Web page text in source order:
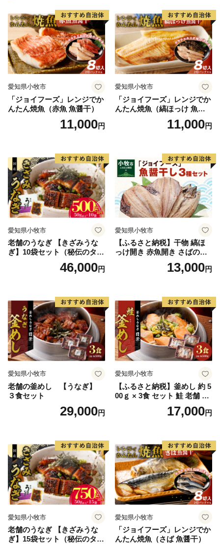
町。
個性豊かな七郷(ななさと)が、あなたをお待ちしていま
す。
まずは返礼品で郡上の魅力をお楽しみいただき、その上
愛知県小牧市
「ジョイフーズ」レンジでか
んたん焼魚（赤魚 魚醤干）
11,000円
愛知県小牧市
「ジョイフーズ」レンジでか
んたん焼魚（縞ほっけ 魚醤
11,000円
愛知県小牧市
老舗のうなぎ 【きざみうな
ぎ】10袋セット（秘伝のタレ
46,000円
愛知県小牧市
【ふるさと納税】干物 縞ほ
っけ開き 赤魚開き さばの開
き 魚醤干し 3種 セット 詰め
合わせ 魚 おかず 肉厚 おいし
取り寄せグルメ 魚醤 ナンプ
ラー 愛知県 小牧市 冷凍 送料
無料
13,000円
愛知県小牧市
老舗の釜めし 【うなぎ】
３食セット
29,000円
愛知県小牧市
【ふるさと納税】釜めし 約 5
00ｇ × 3食 セット 鮭 老舗 急
速冷凍 レンチン 時短 簡単調
理 食品 加工品 海鮮 手作り
り寄せグルメ 愛知県 小牧市
送料無料
17,000円
愛知県小牧市
老舗のうなぎ 【きざみうな
ぎ】15袋セット（秘伝のタレ
愛知県小牧市
「ジョイフーズ」レンジでか
んたん焼魚（さば 魚醤干）